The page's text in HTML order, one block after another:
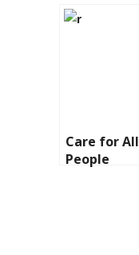
Care for All
People